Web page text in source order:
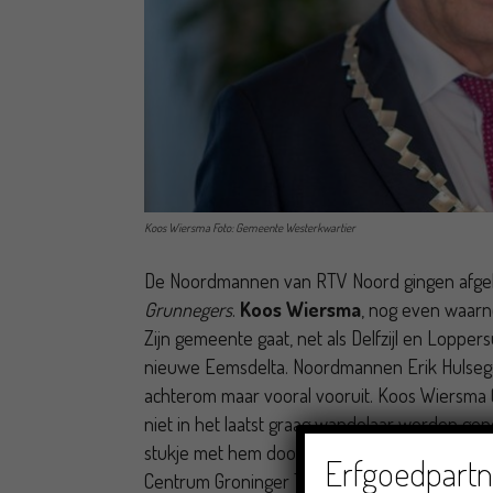
Koos Wiersma Foto: Gemeente Westerkwartier
De Noordmannen van RTV Noord gingen
Grunnegers. Koos Wiersma, nog even
Zijn gemeente gaat, net als Delfzijl en
nieuwe Eemsdelta. Noordmannen Erik
achterom maar vooral vooruit. Koos
niet in het laatst graag wandelaar worden
stukje met hem door zijn woonplaats Leens.
Centrum Groninger Taal & Cultuur (CGTC),